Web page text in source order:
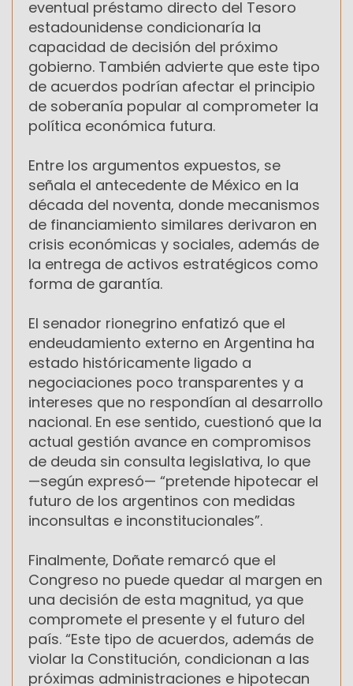
eventual préstamo directo del Tesoro
estadounidense condicionaría la
capacidad de decisión del próximo
gobierno. También advierte que este tipo
de acuerdos podrían afectar el principio
de soberanía popular al comprometer la
política económica futura.
Entre los argumentos expuestos, se
señala el antecedente de México en la
década del noventa, donde mecanismos
de financiamiento similares derivaron en
crisis económicas y sociales, además de
la entrega de activos estratégicos como
forma de garantía.
El senador rionegrino enfatizó que el
endeudamiento externo en Argentina ha
estado históricamente ligado a
negociaciones poco transparentes y a
intereses que no respondían al desarrollo
nacional. En ese sentido, cuestionó que la
actual gestión avance en compromisos
de deuda sin consulta legislativa, lo que
—según expresó— “pretende hipotecar el
futuro de los argentinos con medidas
inconsultas e inconstitucionales”.
Finalmente, Doñate remarcó que el
Congreso no puede quedar al margen en
una decisión de esta magnitud, ya que
compromete el presente y el futuro del
país. “Este tipo de acuerdos, además de
violar la Constitución, condicionan a las
próximas administraciones e hipotecan